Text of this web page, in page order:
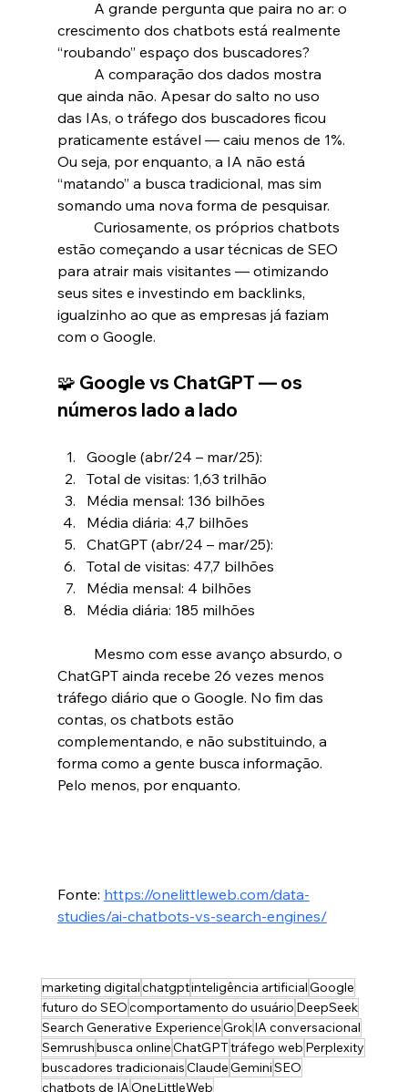
crescimento dos chatbots está realmente
“roubando” espaço dos buscadores?
que ainda não. Apesar do salto no uso
das IAs, o tráfego dos buscadores ficou
praticamente estável — caiu menos de 1%.
Ou seja, por enquanto, a IA não está
“matando” a busca tradicional, mas sim
somando uma nova forma de pesquisar.
estão começando a usar técnicas de SEO
para atrair mais visitantes — otimizando
seus sites e investindo em backlinks,
igualzinho ao que as empresas já faziam
com o Google.
🧩 Google vs ChatGPT — os
números lado a lado
Google (abr/24 – mar/25):
Total de visitas: 1,63 trilhão
Média mensal: 136 bilhões
Média diária: 4,7 bilhões
ChatGPT (abr/24 – mar/25):
Total de visitas: 47,7 bilhões
Média mensal: 4 bilhões
Média diária: 185 milhões
ChatGPT ainda recebe 26 vezes menos
tráfego diário que o Google. No fim das
contas, os chatbots estão
complementando, e não substituindo, a
forma como a gente busca informação.
Pelo menos, por enquanto.
Fonte: https://onelittleweb.com/data-
studies/ai-chatbots-vs-search-engines/
marketing digitalchatgptinteligência artificialGoogle
futuro do SEOcomportamento do usuário DeepSeek
Search Generative ExperienceGrokIA conversacional
Semrushbusca onlineChatGPTtráfego web Perplexity
buscadores tradicionaisClaudeGeminiSEO
chatbots de IAOneLittleWeb